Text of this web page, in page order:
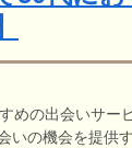
めの出会いサー
いの機会を提供